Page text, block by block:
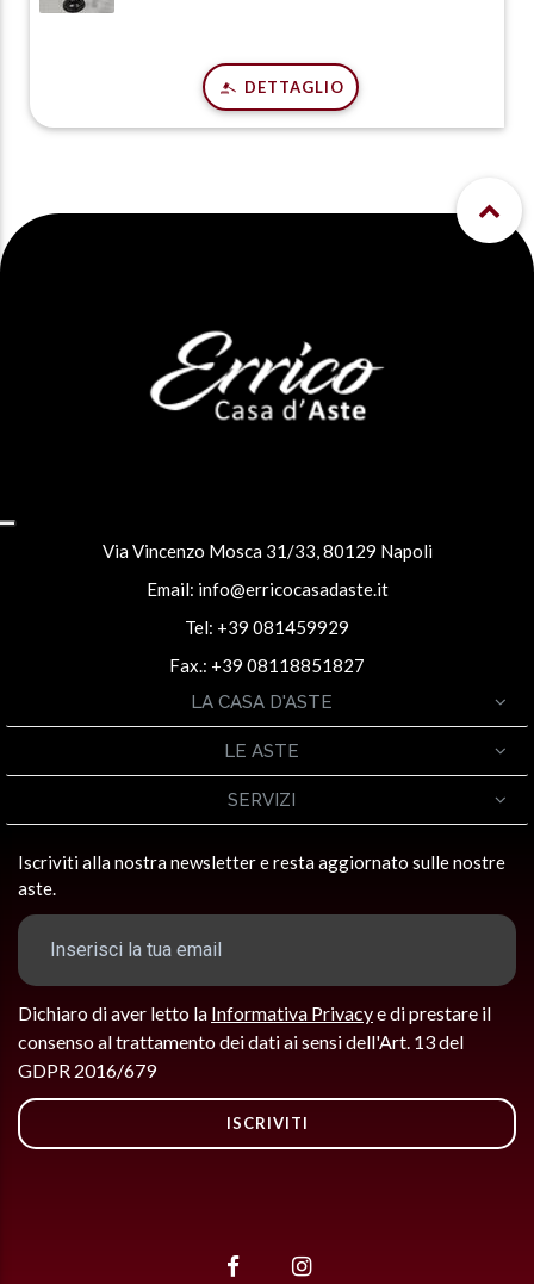
DETTAGLIO
Via Vincenzo Mosca 31/33, 80129 Napoli
Email: info@erricocasadaste.it
Tel: +39 081459929
Fax.: +39 08118851827
LA CASA D'ASTE
LE ASTE
SERVIZI
Iscriviti alla nostra newsletter e resta aggiornato sulle nostre
aste.
Dichiaro di aver letto la Informativa Privacye di prestare il
consenso al trattamento dei dati ai sensi dell'Art. 13 del
GDPR 2016/679
ISCRIVITI